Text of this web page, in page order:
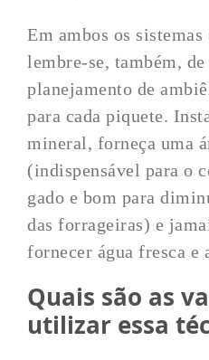
Em ambos os
lembre-se, também,
planejamento de
para cada piquete.
mineral, forneça uma
(indispensável para o
gado e bom para
das forrageiras) e
fornecer água fresca e
Quais são as
utilizar essa